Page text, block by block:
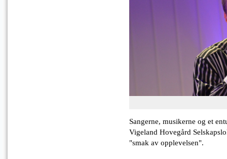
Sangerne, musikerne og et
Vigeland Hovegård
"smak av opplevelsen".